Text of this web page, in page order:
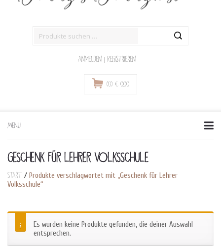
Anmelden | Registrieren
(0) € 0,00
MENU
to
content
GESCHENK FÜR LEHRER VOLKSSCHULE
Start / Produkte verschlagwortet mit „Geschenk für Lehrer
Volksschule“
Es wurden keine Produkte gefunden, die deiner Auswahl
entsprechen.